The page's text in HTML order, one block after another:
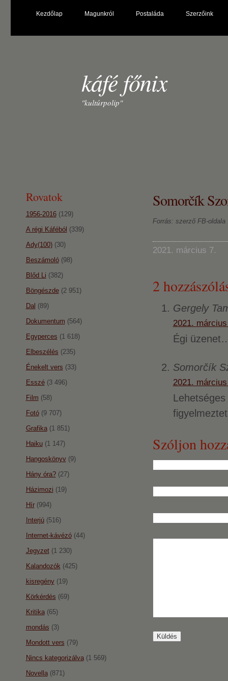
Kezdőlap Magunkról Postaláda Szerzőink
káfé főnix
"kultúrpolip"
Somorčík
Forrás: szerző FB-oldala
2021. március 7.
2
Gergely
2021.
Égi
Somorčík
2021.
Szóljon
Rovatok
1956-2016(129)
A régi Káféból (339)
Ady(100)(30)
Beszámoló(98)
Blőd Li (382)
Böngészde(2 951)
Dal (89)
Dokumentum (564)
Egyperces (1 618)
Elbeszélés (235)
Énekelt vers (33)
Esszé(3 496)
Film (58)
Fotó(9 707)
Grafika(1 851)
Haiku(1 147)
Hangoskönyv(9)
Hány óra?(27)
Házimozi (19)
Hír(994)
Interjú(516)
Internet-kávézó(44)
Jegyzet(1 230)
Kalandozók (425)
kisregény(19)
Körkérdés (69)
Kritika(65)
mondás (3)
Mondott vers (79)
Nincs kategorizálva(1 569)
Novella(871)